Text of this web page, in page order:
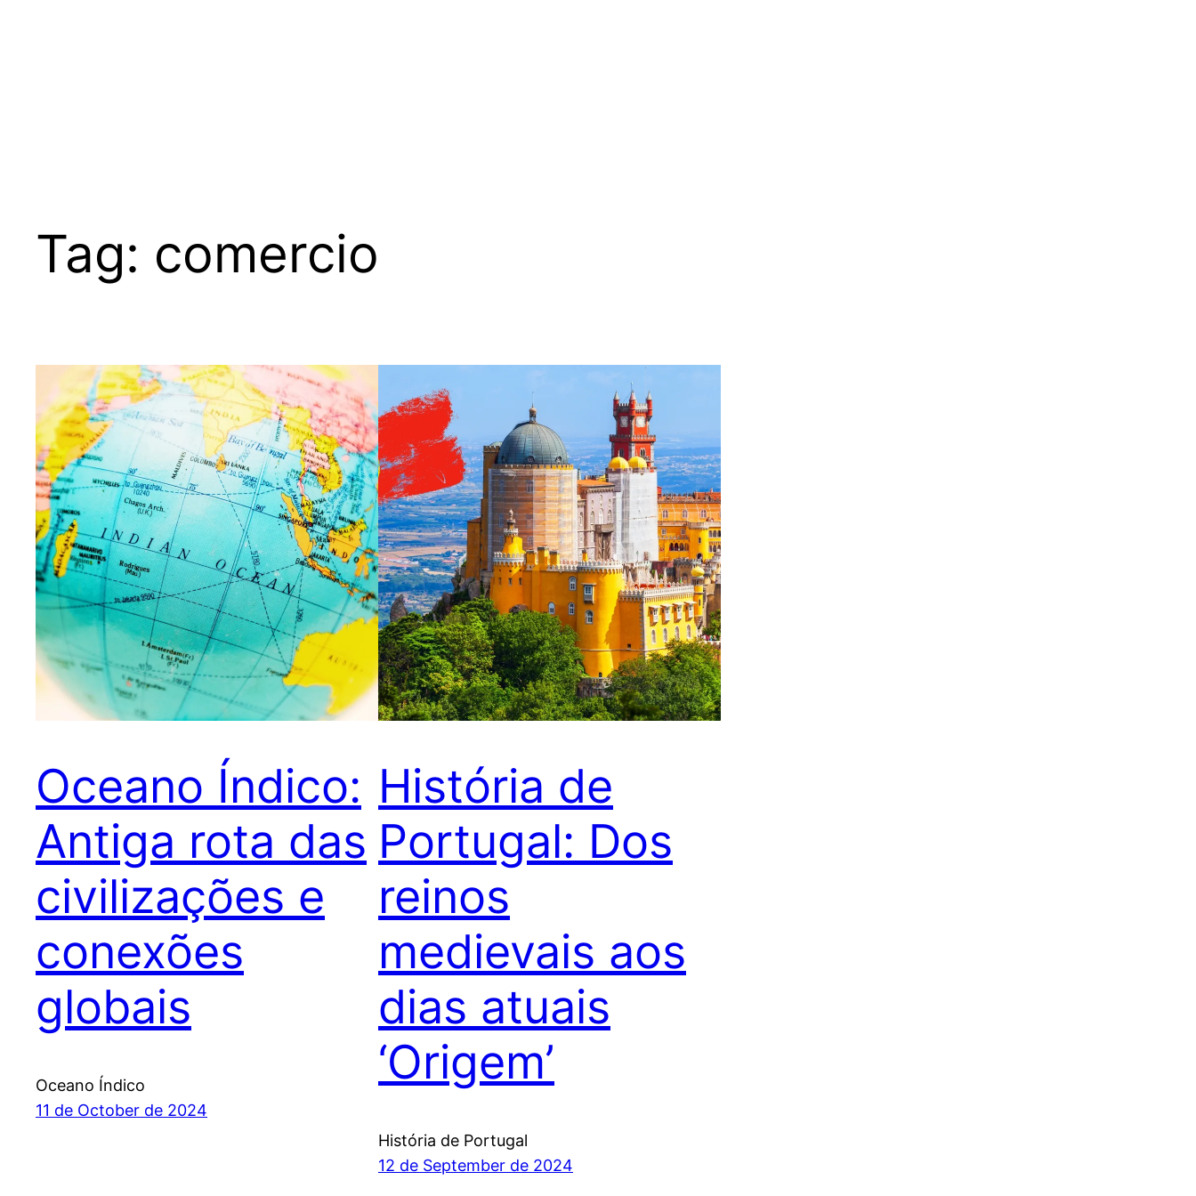
Tag: comercio
Oceano Índico:
Antiga rota das
civilizações e
conexões
globais
Oceano Índico
11 de October de 2024
História de
Portugal: Dos
reinos
medievais aos
dias atuais
‘Origem’
História de Portugal
12 de September de 2024